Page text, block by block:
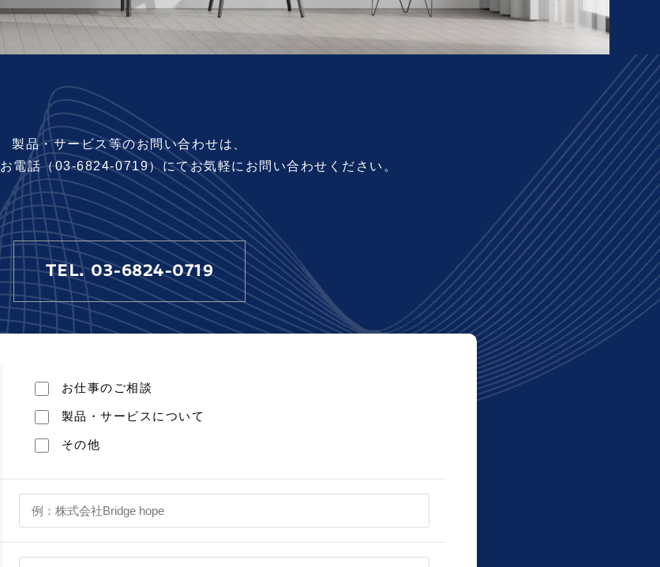
製品・サービス等のお問い合わせは、
お電話（03-6824-0719）にてお気軽にお問い合わせください。
TEL. 03-6824-0719
お仕事のご相談
製品・サービスについて
その他